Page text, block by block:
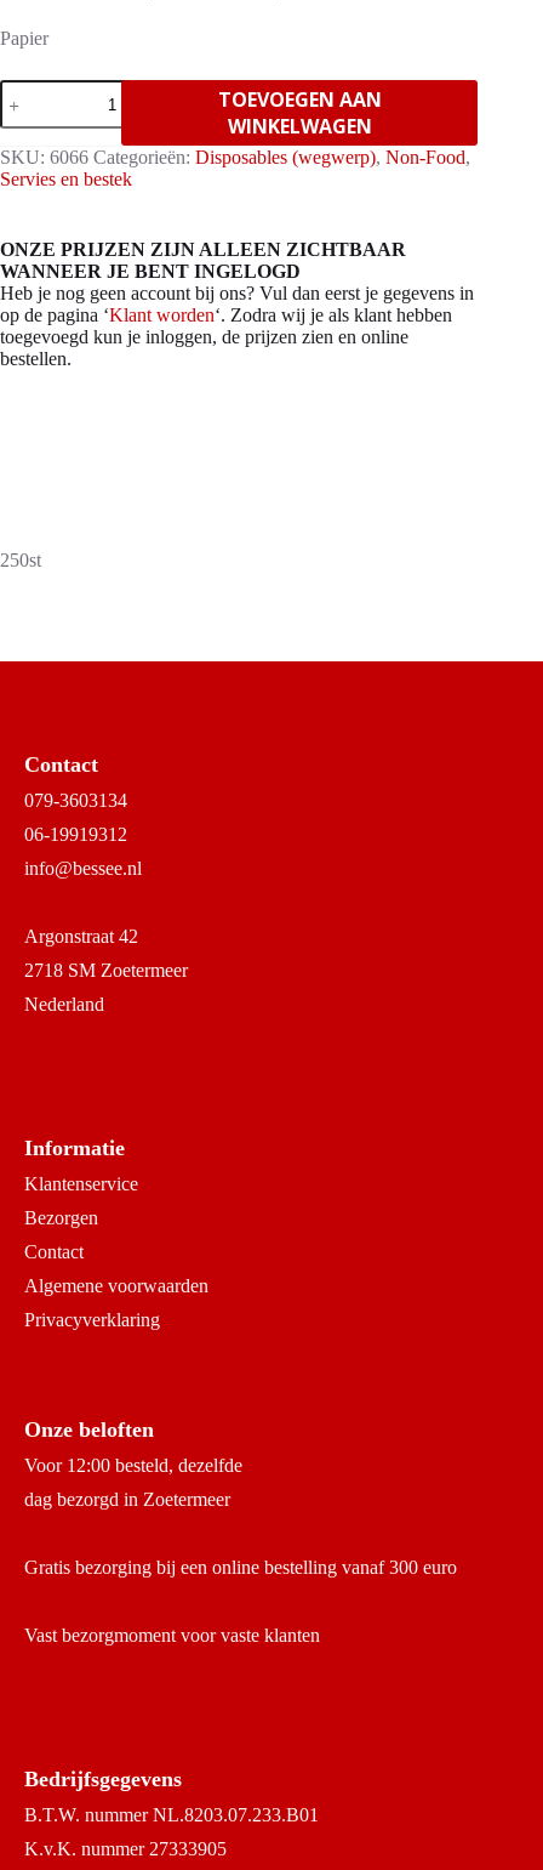
Papier
Borden
van
karton
(11x19x5x3,2cm)
250st
aantal
TOEVOEGEN AAN
WINKELWAGEN
SKU: 6066 Categorieën: Disposables (wegwerp), Non-Food,
Servies en bestek
ONZE PRIJZEN ZIJN ALLEEN ZICHTBAAR
WANNEER JE BENT INGELOGD
Heb je nog geen account bij ons? Vul dan eerst je gegevens in
op de pagina ‘Klant worden‘. Zodra wij je als klant hebben
toegevoegd kun je inloggen, de prijzen zien en online
bestellen.
250st
Contact
079-3603134
06-19919312
info@bessee.nl
Argonstraat 42
2718 SM Zoetermeer
Nederland
Informatie
Klantenservice
Bezorgen
Contact
Algemene voorwaarden
Privacyverklaring
Onze beloften
Voor 12:00 besteld, dezelfde
dag bezorgd in Zoetermeer
Gratis bezorging bij een online bestelling vanaf 300 euro
Vast bezorgmoment voor vaste klanten
Bedrijfsgegevens
B.T.W. nummer NL.8203.07.233.B01
K.v.K. nummer 27333905